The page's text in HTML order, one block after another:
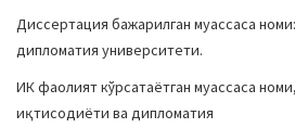
Диссертация бажарилган муассаса
дипломатия университети.
ИК фаолият кўрсатаётган муассаса
иқтисодиёти ва дипломатия